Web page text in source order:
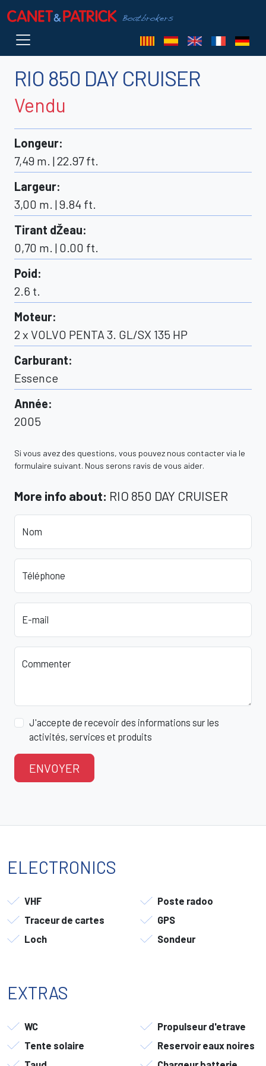
RIO 850 DAY CRUISER
Vendu
Longeur:
7,49 m. | 22.97 ft.
Largeur:
3,00 m. | 9.84 ft.
Tirant dŽeau:
0,70 m. | 0.00 ft.
Poid:
2.6 t.
Moteur:
2 x VOLVO PENTA 3. GL/SX 135 HP
Carburant:
Essence
Année:
2005
Si vous avez des questions, vous pouvez nous contacter via le
formulaire suivant. Nous serons ravis de vous aider.
More info about: RIO 850 DAY CRUISER
Nom
Téléphone
E-mail
Commenter
J'accepte de recevoir des informations sur les
activités, services et produits
ENVOYER
ELECTRONICS
VHF
Poste radoo
Traceur de cartes
GPS
Loch
Sondeur
EXTRAS
WC
Propulseur d'etrave
Tente solaire
Reservoir eaux noires